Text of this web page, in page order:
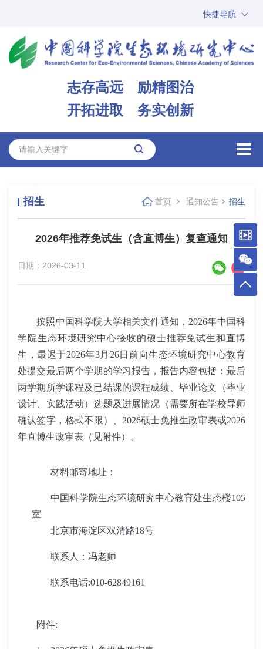
快捷导航
ARP
邮箱
志存高远 励精图治
开拓进取 务实创新
招生 首页 通知公告 招生
2026年推荐免试生（含直博生）复查通知
日期：2026-03-11
按照 中国科学院大学相关文件通知， 2026年中国科
学院生态环境研究中心接收的硕士推荐免试生和直博
生 ，最迟于2026年3月 26日前向生态环境研究中心教育
处提交最后两个学期的学习报告，报告内容包括：最后
两学期所学课程及已结课的课程成绩、毕业论文（毕业
设计、实践活动）选题及进展情况 （需要所在学校导师
确认签字，格式不限）
2026硕士免推生政审表或2026
年直博生政审表（见附件）
。
材料邮寄地址：
中国科学院生态环境研究中心教育处生态楼105
室
北京市海淀区双清路18号
联系人： 冯老师
联系电话:010-62849161
附件: